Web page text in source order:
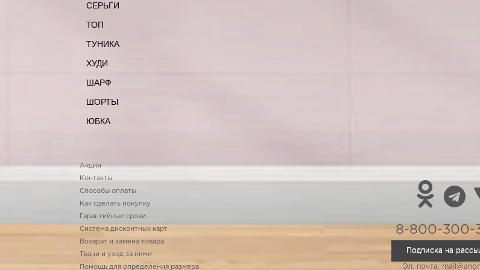
СЕРЬГИ
ТОП
ТУНИКА
ХУДИ
ШАРФ
ШОРТЫ
ЮБКА
Акции
Контакты
Способы оплаты
Как сделать покупку
Гарантийные сроки
Система дисконтных карт
Возврат и замена товара
Ткани и уход за ними
Помощь для определения размера
8-800-300-
Подписка на
Эл. почта: